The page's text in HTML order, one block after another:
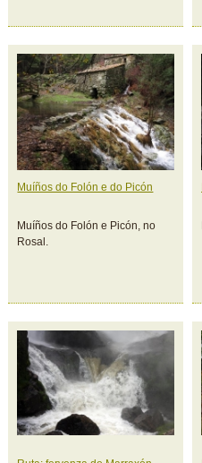
Muíños do Folón e do Picón
Muíños do Folón e Picón, no
Rosal.